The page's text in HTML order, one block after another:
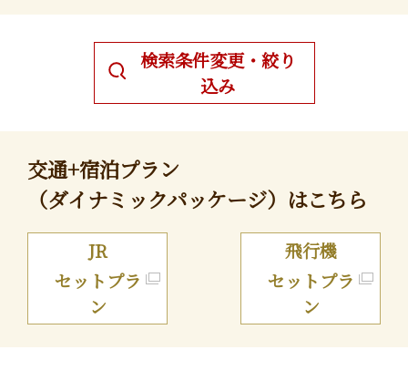
検索条件変更・絞り
込み
交通+宿泊プラン
（ダイナミックパッケージ）はこちら
JR
セットプラ
ン
飛行機
セットプラ
ン